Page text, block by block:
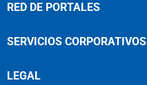
RED DE PORTALES
SERVICIOS CORPORATIVOS
LEGAL